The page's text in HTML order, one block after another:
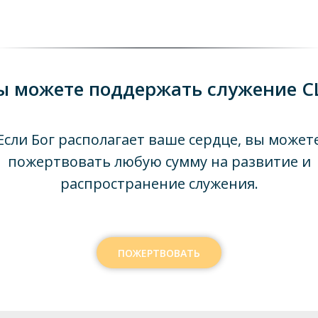
можете поддержать служение
Бог располагает ваше сердце, вы
пожертвовать любую сумму на развитие и
распространение служения.
ПОЖЕРТВОВАТЬ